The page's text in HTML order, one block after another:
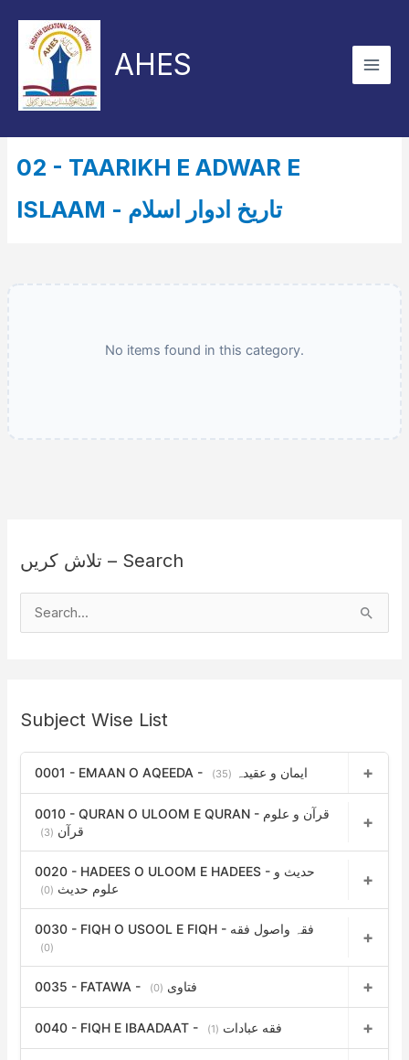
content
AHES
02 - TAARIKH E ADWAR E
ISLAAM - تاریخ ادوار اسلام
No items found in this category.
تلاش کریں – Search
c
h
:
Subject Wise List
0001 - EMAAN O AQEEDA - ایمان و عقیدہ (35)
0010 - QURAN O ULOOM E QURAN - قرآن و علوم
قرآن (3)
0020 - HADEES O ULOOM E HADEES - حدیث و
علوم حدیث (0)
0030 - FIQH O USOOL E FIQH - فقہ واصول فقه
(0)
0035 - FATAWA - فتاوی (0)
0040 - FIQH E IBAADAAT - فقه عبادات (1)